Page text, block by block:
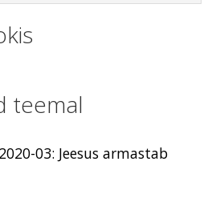
teemal
03: Jeesus armastab